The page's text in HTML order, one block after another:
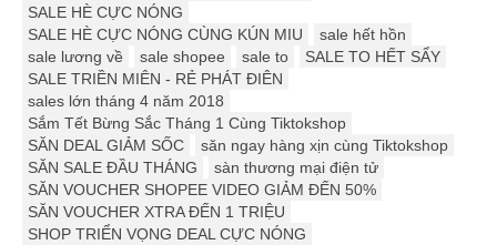
SALE HÈ CỰC NÓNG
SALE HÈ CỰC NÓNG CÙNG KÚN MIU
sale hết hồn
sale lương về
sale shopee sale to
SALE TO HẾT SẨY
SALE TRIỀN MIÊN - RẺ PHÁT ĐIÊN
sales lớn tháng 4 năm 2018
Sắm Tết Bừng Sắc Tháng 1 Cùng Tiktokshop
SĂN DEAL GIẢM SỐC
săn ngay hàng xịn cùng Tiktokshop
SĂN SALE ĐẦU THÁNG
sàn thương mại điện tử
SĂN VOUCHER SHOPEE VIDEO GIẢM ĐẾN 50%
SĂN VOUCHER XTRA ĐẾN 1 TRIỆU
SHOP TRIỂN VỌNG DEAL CỰC NÓNG